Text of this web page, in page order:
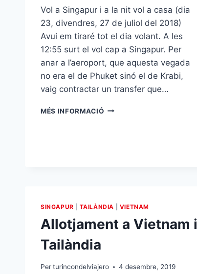
Vol a Singapur i a la nit vol a casa (dia
23, divendres, 27 de juliol del 2018)
Avui em tiraré tot el dia volant. A les
12:55 surt el vol cap a Singapur. Per
anar a l’aeroport, que aquesta vegada
no era el de Phuket sinó el de Krabi,
vaig contractar un transfer que…
MÉS INFORMACIÓ TORNADA
SINGAPUR TAILÀNDIA VIETNAM
Allotjament a Vietnam i
Tailàndia
Perturincondelviajero 4 desembre, 2019